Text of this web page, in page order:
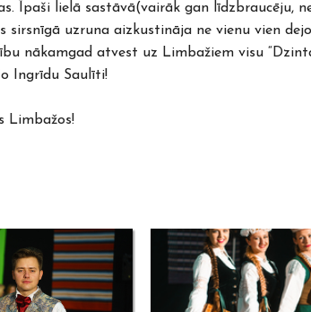
Īpaši lielā sastāvā(vairāk gan līdzbraucēju,
uzruna aizkustināja ne vienu vien
nākamgad atvest uz Limbažiem visu
Ingrīdu Saulīti!
Limbažos!